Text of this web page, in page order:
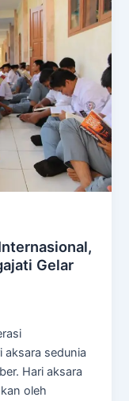
Gelar
aksara sedunia
Hari aksara
oleh